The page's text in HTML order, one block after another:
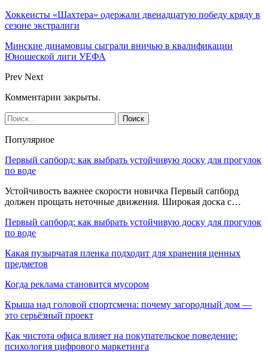
Хоккеисты «Шахтера» одержали двенадцатую победу кряду в
сезоне экстралиги
Минские динамовцы сыграли вничью в квалификации
Юношеской лиги УЕФА
Prev Next
Комментарии закрыты.
Популярное
Первый сапборд: как выбрать устойчивую доску для прогулок
по воде
Устойчивость важнее скорости новичка Первый сапборд
должен прощать неточные движения. Широкая доска с…
Первый сапборд: как выбрать устойчивую доску для прогулок
по воде
Какая пузырчатая пленка подходит для хранения ценных
предметов
Когда реклама становится мусором
Крыша над головой спортсмена: почему загородный дом —
это серьёзный проект
Как чистота офиса влияет на покупательское поведение:
психология цифрового маркетинга